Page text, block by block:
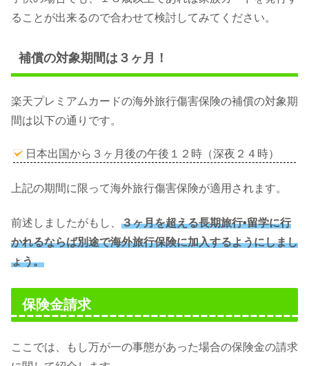
ることが出来るので合わせて検討してみてください。
補償の対象期間は３ヶ月！
楽天プレミアムカードの海外旅行傷害保険の補償の対象期
間は以下の通りです。
日本出国から３ヶ月後の午後１２時（深夜２４時）
上記の期間に限って海外旅行傷害保険が適用されます。
前述しましたがもし、 ３ヶ月を超える長期旅行•留学に行
かれるならば別途で海外旅行保険に加入するようにしまし
ょう。
保険金請求
ここでは、もし万が一の事態があった場合の保険金の請求